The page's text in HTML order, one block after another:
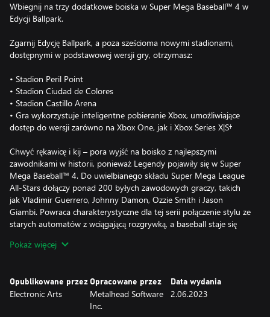
Wbiegnij na trzy dodatkowe boiska w Super Mega Baseball™ 4 w
Edycji Ballpark.
Zgarnij Edycję Ballpark, a poza sześcioma nowymi stadionami,
dostępnymi w podstawowej wersji gry, otrzymasz:
• Stadion Peril Point
• Stadion Ciudad de Colores
• Stadion Castillo Arena
• Gra wykorzystuje inteligentne pobieranie Xbox, umożliwiające
dostęp do wersji zarówno na Xbox One, jak i Xbox Series X|S†
Chwyć rękawicę i kij – pora wyjść na boisko z najlepszymi
zawodnikami w historii, ponieważ Legendy pojawiły się w Super
Mega Baseball™ 4. Do uwielbianego składu Super Mega League
All-Stars dołączy ponad 200 byłych zawodowych graczy, takich
jak Vladimir Guerrero, Johnny Damon, Ozzie Smith i Jason
Giambi. Powraca charakterystyczne dla tej serii połączenie stylu ze
starych automatów z wciągającą rozgrywką, a baseball staje się
została Mega upiększona wizualnie pod każdym względem, od
Mega Baseball 4 czeka na Ciebie szereg nowych, wyczekiwanych
opcji, wliczając w to rozszerzony system cech, zgranie drużyny,
mieszany draft i 6 całkiem nowych stadionów. By jeszcze bardziej
Pokaż więcej
Opublikowane przez
Electronic Arts
Opracowane przez
Metalhead Software
Inc.
Data wydania
2.06.2023